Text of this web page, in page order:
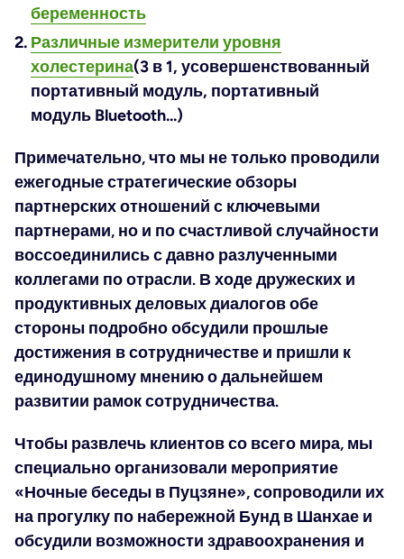
беременность
Различные измерители уровня
холестерина(3 в 1, усовершенствованный
портативный модуль, портативный
модуль Bluetooth...)
Примечательно, что мы не только проводили
ежегодные стратегические обзоры
партнерских отношений с ключевыми
партнерами, но и по счастливой случайности
воссоединились с давно разлученными
коллегами по отрасли. В ходе дружеских и
продуктивных деловых диалогов обе
стороны подробно обсудили прошлые
достижения в сотрудничестве и пришли к
единодушному мнению о дальнейшем
развитии рамок сотрудничества.
Чтобы развлечь клиентов со всего мира, мы
специально организовали мероприятие
«Ночные беседы в Пуцзяне», сопроводили их
на прогулку по набережной Бунд в Шанхае и
обсудили возможности здравоохранения и